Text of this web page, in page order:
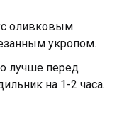
оливковым
укропом.
лучше перед
на 1-2 часа.